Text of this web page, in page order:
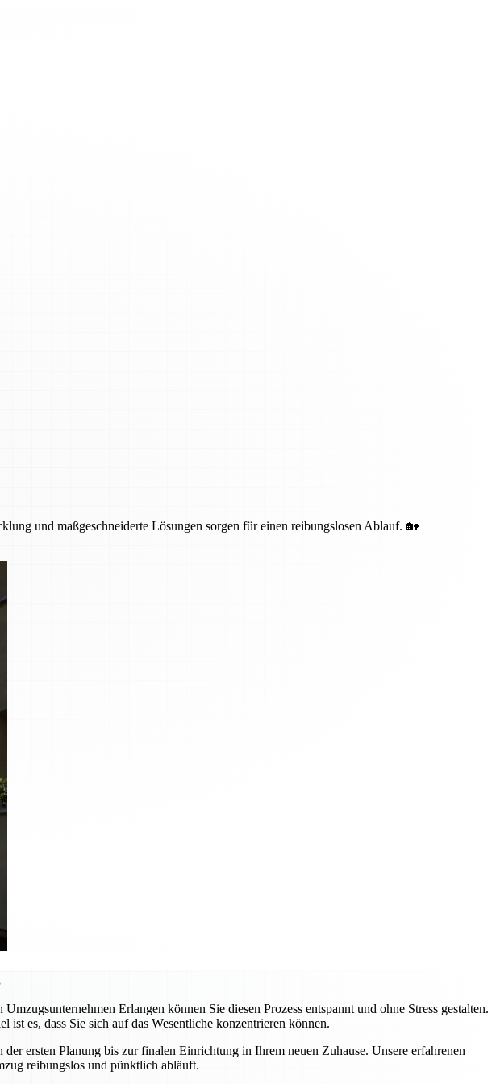
und maßgeschneiderte Lösungen sorgen für einen reibungslosen Ablauf. 🏡
Erlangen können Sie diesen Prozess entspannt und ohne Stress gestalten.
es, dass Sie sich auf das Wesentliche konzentrieren können.
ersten Planung bis zur finalen Einrichtung in Ihrem neuen Zuhause. Unsere erfahrenen
reibungslos und pünktlich abläuft.